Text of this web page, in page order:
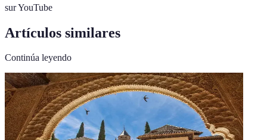
sur YouTube
Artículos similares
Continúa leyendo